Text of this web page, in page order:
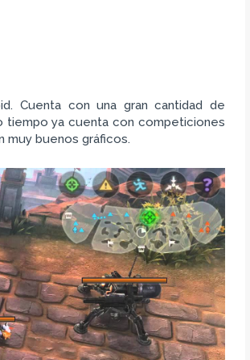
Cuenta con una gran cantidad de
tiempo ya cuenta con competiciones
muy buenos gráficos.